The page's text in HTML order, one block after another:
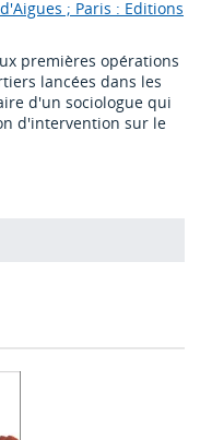
; Paris : Editions
premières opérations
lancées dans les
d'un sociologue qui
d'intervention sur le